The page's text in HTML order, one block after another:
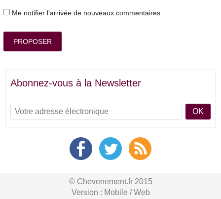
Me notifier l'arrivée de nouveaux commentaires
PROPOSER
Abonnez-vous à la Newsletter
OK
© Chevenement.fr 2015
Version : Mobile /Web